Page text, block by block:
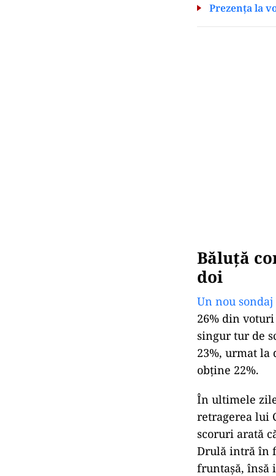
Prezența la
Băluță
doi
Un nou sondaj
26% din
singur tur de
23%, urmat la
obține 22%.
În ultimele
retragerea lui
scoruri arată
Drulă intră în
fruntașă, însă